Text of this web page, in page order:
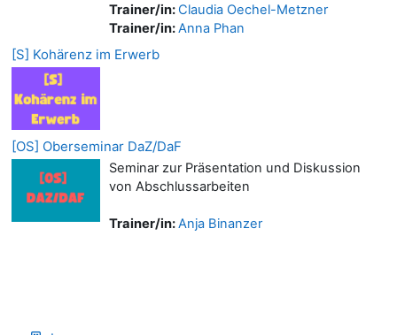
Trainer/in:Claudia Oechel-Metzner
Trainer/in:Anna Phan
[S] Kohärenz im Erwerb
[OS] Oberseminar DaZ/DaF
Seminar zur Präsentation und Diskussion
von Abschlussarbeiten
Trainer/in:Anja Binanzer